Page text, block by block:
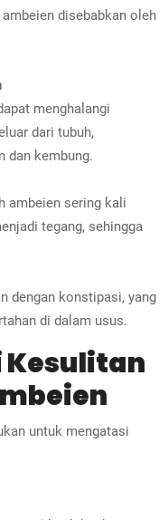
disebabkan oleh
menghalangi
dari tubuh,
dan kembung.
ambeien sering kali
tegang, sehingga
dengan konstipasi, yang
di dalam usus.
Kesulitan
untuk mengatasi